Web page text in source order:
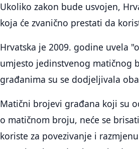
Ukoliko zakon bude usvojen,
koja će zvanično prestati da
Hrvatska je 2009. godine uvela
umjesto jedinstvenog matičnog
građanima su se dodjeljivala
Matični brojevi građana koji su
o matičnom broju, neće se
koriste za povezivanje i